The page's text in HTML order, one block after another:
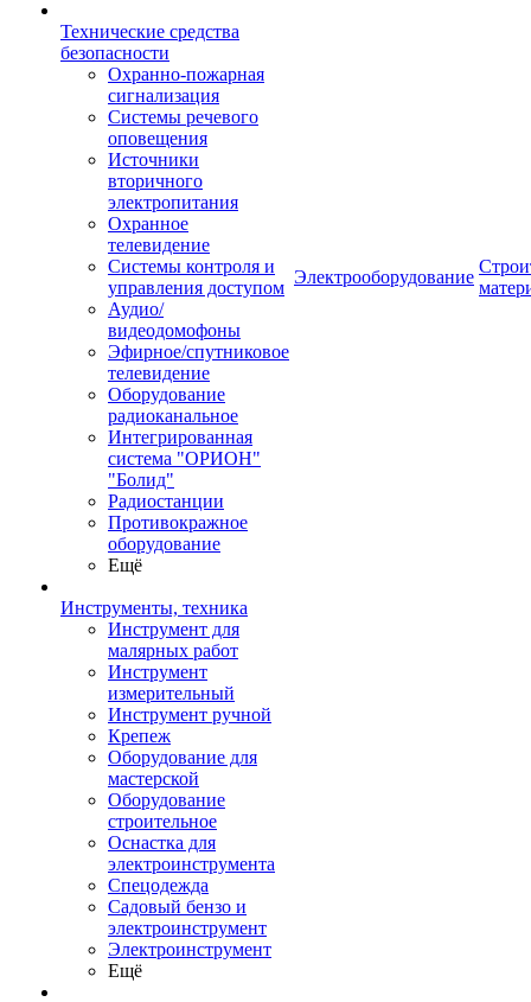
Технические средства
безопасности
Охранно-пожарная
сигнализация
Системы речевого
оповещения
Источники
вторичного
электропитания
Охранное
телевидение
Системы контроля и
управления доступом
Аудио/
видеодомофоны
Эфирное/спутниковое
телевидение
Оборудование
радиоканальное
Интегрированная
система "ОРИОН"
"Болид"
Радиостанции
Противокражное
оборудование
Ещё
Инструменты, техника
Инструмент для
малярных работ
Инструмент
измерительный
Инструмент ручной
Крепеж
Оборудование для
мастерской
Оборудование
строительное
Оснастка для
электроинструмента
Спецодежда
Садовый бензо и
электроинструмент
Электроинструмент
Ещё
Электрооборудование